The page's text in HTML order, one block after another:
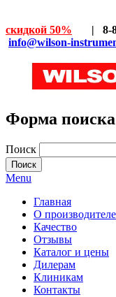
скидкой 50% | 8-
info@wilson-
Форма поиска
Поиск
Menu
Главная
О производителе
Качество
Отзывы
Каталог и цены
Дилерам
Клиникам
Контакты